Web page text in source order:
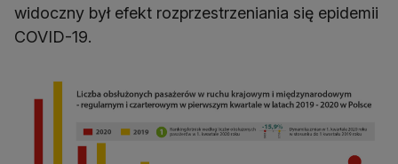
widoczny był efekt rozprzestrzeniania się epidemii
COVID-19.